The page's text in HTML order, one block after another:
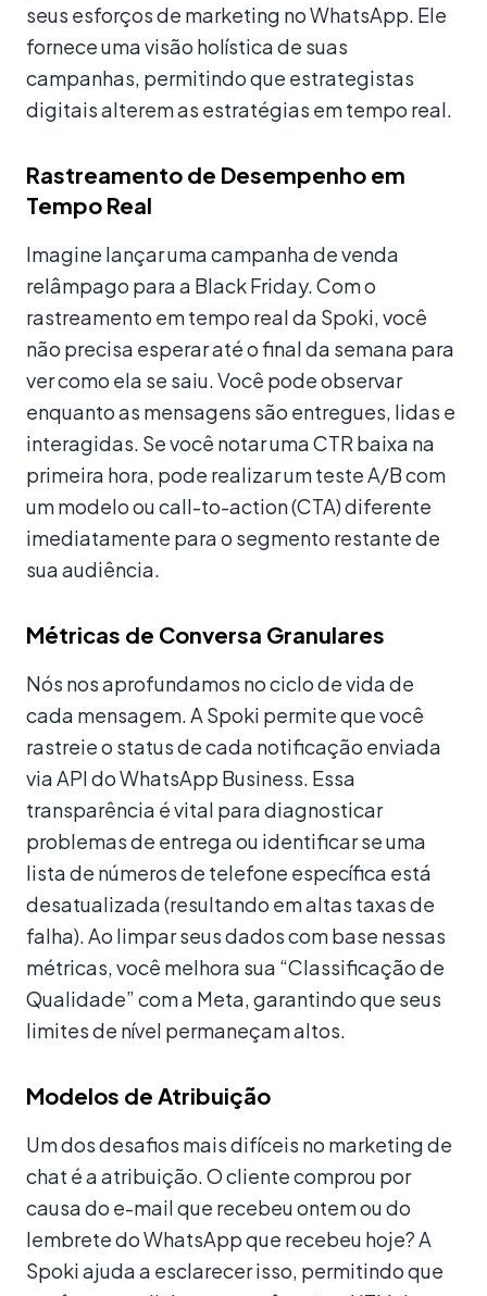
seus esforços de marketing no WhatsApp. Ele
fornece uma visão holística de suas
campanhas, permitindo que estrategistas
digitais alterem as estratégias em tempo real.
Rastreamento de Desempenho em
Tempo Real
Imagine lançar uma campanha de venda
relâmpago para a Black Friday. Com o
rastreamento em tempo real da Spoki, você
não precisa esperar até o final da semana para
ver como ela se saiu. Você pode observar
enquanto as mensagens são entregues, lidas e
interagidas. Se você notar uma CTR baixa na
primeira hora, pode realizar um teste A/B com
um modelo ou call-to-action (CTA) diferente
imediatamente para o segmento restante de
sua audiência.
Métricas de Conversa Granulares
Nós nos aprofundamos no ciclo de vida de
cada mensagem. A Spoki permite que você
rastreie o status de cada notificação enviada
via API do WhatsApp Business. Essa
transparência é vital para diagnosticar
problemas de entrega ou identificar se uma
lista de números de telefone específica está
desatualizada (resultando em altas taxas de
falha). Ao limpar seus dados com base nessas
métricas, você melhora sua “Classificação de
Qualidade” com a Meta, garantindo que seus
limites de nível permaneçam altos.
Modelos de Atribuição
Um dos desafios mais difíceis no marketing de
chat é a atribuição. O cliente comprou por
causa do e-mail que recebeu ontem ou do
lembrete do WhatsApp que recebeu hoje? A
Spoki ajuda a esclarecer isso, permitindo que